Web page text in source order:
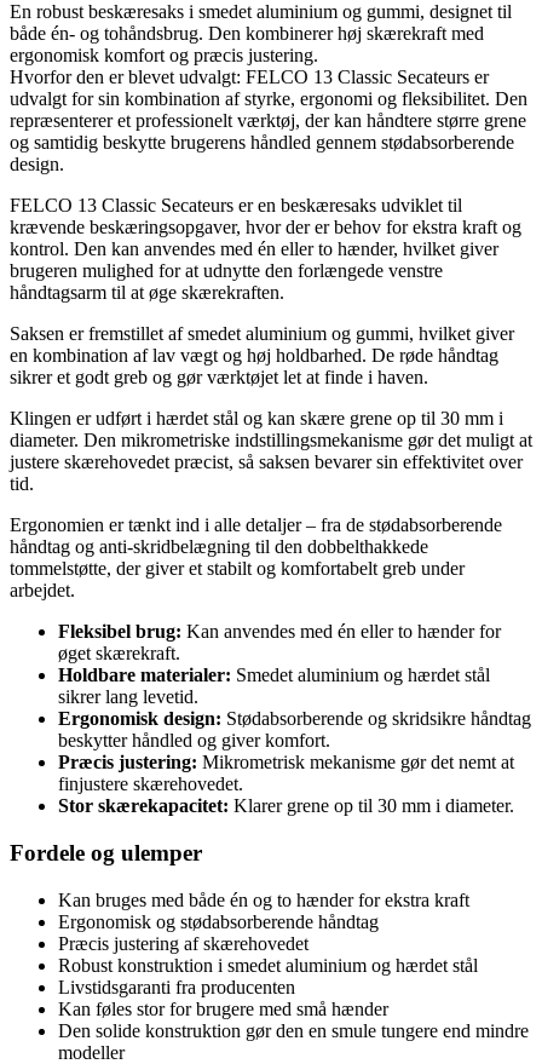
En robust beskæresaks i smedet aluminium og gummi, designet til
både én- og tohåndsbrug. Den kombinerer høj skærekraft med
ergonomisk komfort og præcis justering.
Hvorfor den er blevet udvalgt: FELCO 13 Classic Secateurs er
udvalgt for sin kombination af styrke, ergonomi og fleksibilitet. Den
repræsenterer et professionelt værktøj, der kan håndtere større grene
og samtidig beskytte brugerens håndled gennem stødabsorberende
design.
FELCO 13 Classic Secateurs er en beskæresaks udviklet til
krævende beskæringsopgaver, hvor der er behov for ekstra kraft og
kontrol. Den kan anvendes med én eller to hænder, hvilket giver
brugeren mulighed for at udnytte den forlængede venstre
håndtagsarm til at øge skærekraften.
Saksen er fremstillet af smedet aluminium og gummi, hvilket giver
en kombination af lav vægt og høj holdbarhed. De røde håndtag
sikrer et godt greb og gør værktøjet let at finde i haven.
Klingen er udført i hærdet stål og kan skære grene op til 30 mm i
diameter. Den mikrometriske indstillingsmekanisme gør det muligt at
justere skærehovedet præcist, så saksen bevarer sin effektivitet over
tid.
Ergonomien er tænkt ind i alle detaljer – fra de stødabsorberende
håndtag og anti-skridbelægning til den dobbelthakkede
tommelstøtte, der giver et stabilt og komfortabelt greb under
arbejdet.
Fleksibel brug: Kan anvendes med én eller to hænder for
øget skærekraft.
Holdbare materialer: Smedet aluminium og hærdet stål
sikrer lang levetid.
Ergonomisk design: Stødabsorberende og skridsikre håndtag
beskytter håndled og giver komfort.
Præcis justering: Mikrometrisk mekanisme gør det nemt at
finjustere skærehovedet.
Stor skærekapacitet: Klarer grene op til 30 mm i diameter.
Fordele og ulemper
Kan bruges med både én og to hænder for ekstra kraft
Ergonomisk og stødabsorberende håndtag
Præcis justering af skærehovedet
Robust konstruktion i smedet aluminium og hærdet stål
Livstidsgaranti fra producenten
Kan føles stor for brugere med små hænder
Den solide konstruktion gør den en smule tungere end mindre
modeller